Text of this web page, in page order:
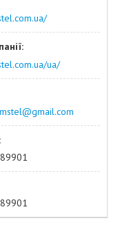
ua/